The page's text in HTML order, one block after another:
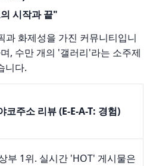
시작과 끝"
과 화제성을 가진 커뮤니티입니
, 수만 개의 '갤러리'라는 소주제
니다.
코주소 리뷰 (E-E-A-T: 경험)
부 1위. 실시간 'HOT' 게시물은